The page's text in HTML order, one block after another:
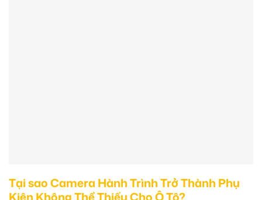
Tại sao Camera Hành Trình Trở Thành Phụ